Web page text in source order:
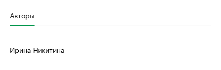
Авторы
Ирина Никитина